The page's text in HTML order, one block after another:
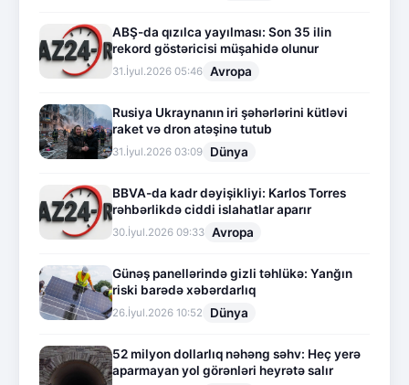
ABŞ-da qızılca yayılması: Son 35 ilin
rekord göstəricisi müşahidə olunur
31.İyul.2026 05:46 Avropa
Rusiya Ukraynanın iri şəhərlərini kütləvi
raket və dron atəşinə tutub
31.İyul.2026 03:09 Dünya
BBVA-da kadr dəyişikliyi: Karlos Torres
rəhbərlikdə ciddi islahatlar aparır
30.İyul.2026 09:33 Avropa
Günəş panellərində gizli təhlükə: Yanğın
riski barədə xəbərdarlıq
26.İyul.2026 10:52 Dünya
52 milyon dollarlıq nəhəng səhv: Heç yerə
aparmayan yol görənləri heyrətə salır